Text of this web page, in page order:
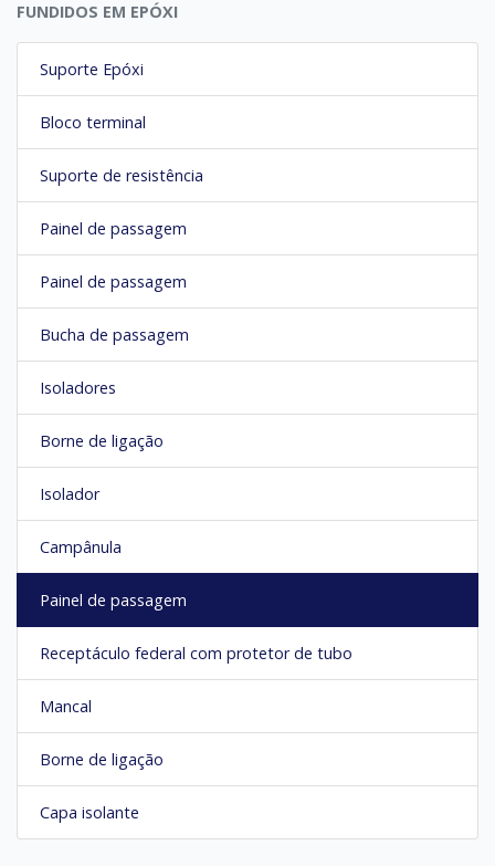
FUNDIDOS EM EPÓXI
Suporte Epóxi
Bloco terminal
Suporte de resistência
Painel de passagem
Painel de passagem
Bucha de passagem
Isoladores
Borne de ligação
Isolador
Campânula
Painel de passagem
Receptáculo federal com protetor de tubo
Mancal
Borne de ligação
Capa isolante